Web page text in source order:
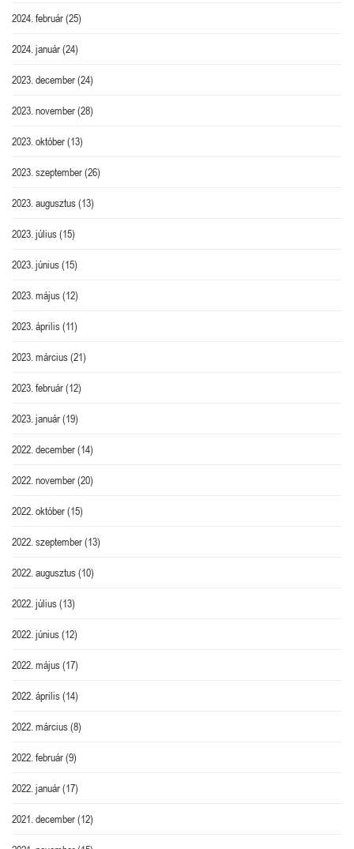
2024. február(25)
2024. január(24)
2023. december(24)
2023. november(28)
2023. október(13)
2023. szeptember(26)
2023. augusztus(13)
2023. július(15)
2023. június(15)
2023. május(12)
2023. április(11)
2023. március(21)
2023. február(12)
2023. január(19)
2022. december(14)
2022. november(20)
2022. október(15)
2022. szeptember(13)
2022. augusztus(10)
2022. július(13)
2022. június(12)
2022. május(17)
2022. április(14)
2022. március(8)
2022. február(9)
2022. január(17)
2021. december(12)